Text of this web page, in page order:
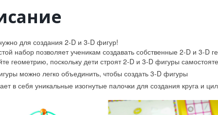
темами
учебного
для создания 2-D и 3-D фигур!
набор позволяет ученикам создавать собственные 2-D и 3-D
геометрию, поскольку дети строят 2-D и 3-D фигуры
можно легко объединить, чтобы создать 3-D фигуры
в себя уникальные изогнутые палочки для создания круга и